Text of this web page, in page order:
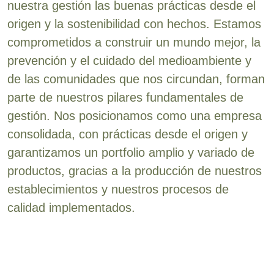
nuestra gestión las buenas prácticas desde el
origen y la sostenibilidad con hechos. Estamos
comprometidos a construir un mundo mejor, la
prevención y el cuidado del medioambiente y
de las comunidades que nos circundan, forman
parte de nuestros pilares fundamentales de
gestión. Nos posicionamos como una empresa
consolidada, con prácticas desde el origen y
garantizamos un portfolio amplio y variado de
productos, gracias a la producción de nuestros
establecimientos y nuestros procesos de
calidad implementados.